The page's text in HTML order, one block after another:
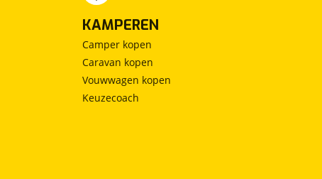
KAMPEREN
Camper kopen
Caravan kopen
Vouwwagen kopen
Keuzecoach